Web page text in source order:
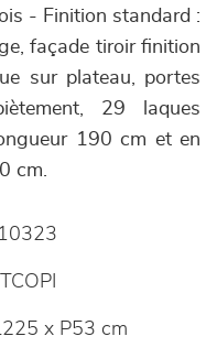
- Finition standard :
façade tiroir finition
sur plateau, portes
29 laques
190 cm et en
cm.
10323
x P53 cm